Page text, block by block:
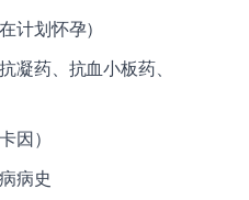
计划怀孕）
凝药、抗血小板药、
因）
病史